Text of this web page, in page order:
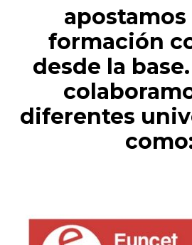
apostamos
formación
desde la
diferentes